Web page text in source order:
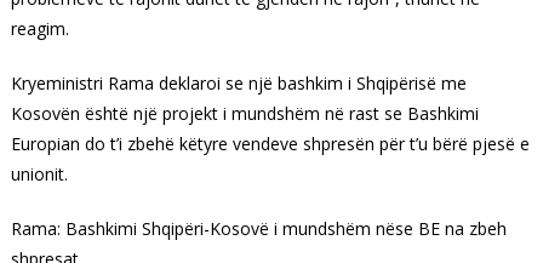
reagim.
Kryeministri Rama deklaroi se një bashkim i Shqipërisë me
Kosovën është një projekt i mundshëm në rast se Bashkimi
Europian do t’i zbehë këtyre vendeve shpresën për t’u bërë pjesë e
unionit.
Rama: Bashkimi Shqipëri-Kosovë i mundshëm nëse BE na zbeh